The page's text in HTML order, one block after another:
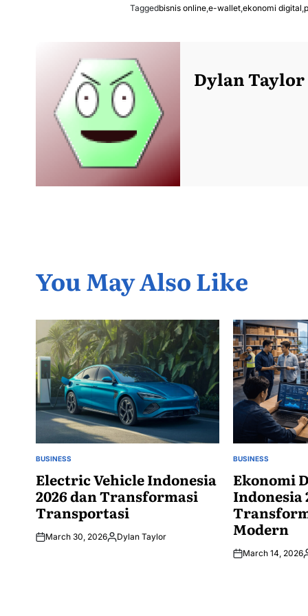
Taggedbisnis online, e-wallet, ekonomi digital
Dylan Taylor
You May Also Like
POSTED
BUSINESS
Electric Vehicle Indonesia
2026 dan Transformasi
Transportasi
March 30, 2026Posted
Dylan Taylor
POSTED
BUSINESS
Ekonomi
Indonesia
Modern
March 14, 2026